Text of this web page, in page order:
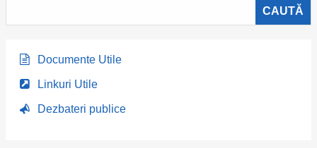
Documente Utile
Linkuri Utile
Dezbateri publice